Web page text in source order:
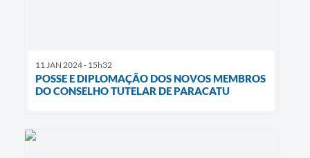
11 JAN 2024 - 15h32
POSSE E DIPLOMAÇÃO DOS NOVOS MEMBROS
DO CONSELHO TUTELAR DE PARACATU